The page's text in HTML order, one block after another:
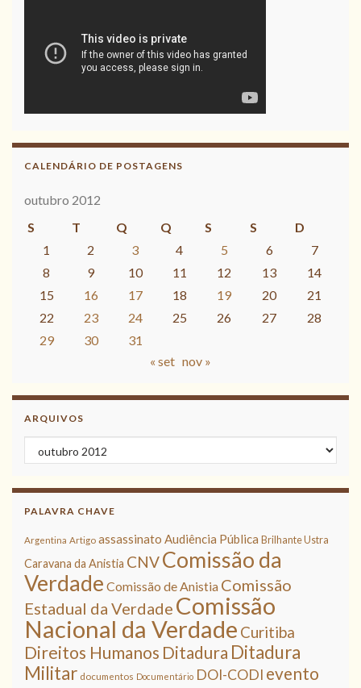
CALENDÁRIO DE POSTAGENS
outubro 2012
S
T Q Q S S
D
1
2 3 4 5 6
7
8
9 10 11 12 13
14
15
16 17 18 19 20
21
22
23 24 25 26 27
28
29
30
31
« set nov »
ARQUIVOS
Arquivos
PALAVRA CHAVE
Argentina Artigo assassinato Audiência Pública Brilhante Ustra
Caravana da Anistia CNVComissão da
Verdade Comissão de Anistia Comissão
Estadual da Verdade Comissão
Nacional da Verdade Curitiba
Direitos Humanos Ditadura Ditadura
Militar documentos Documentário DOI-CODI evento